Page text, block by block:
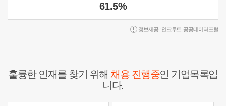
61.5%
정보제공 : 인크루트 공공데이터포털
훌륭한 인재를 찾기 위해채용 진행중인 기업목록입
니다.